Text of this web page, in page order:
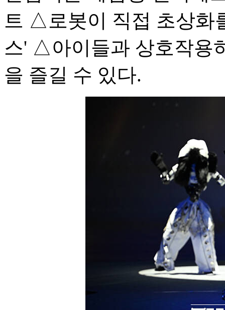
트 △로봇이 직접 초상화
스' △아이들과 상호작용
을 즐길 수 있다.